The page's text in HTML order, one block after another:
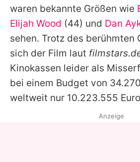
Utiq
waren bekannte Größen wie
Elijah Wood (44) und Dan
sehen. Trotz des berühmten
sich der Film laut
Kinokassen leider als
bei einem Budget von
weltweit nur 10.223.555
Anzeige